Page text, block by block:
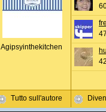
Agipsyinthekitchen
Tutto sull'autore